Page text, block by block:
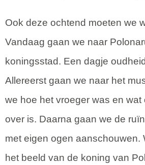
Ook deze ochtend moeten we
Vandaag gaan we naar
koningsstad. Een dagje
Allereerst gaan we naar het
we hoe het vroeger was en wat
over is. Daarna gaan we de
met eigen ogen aanschouwen.
het beeld van de koning van